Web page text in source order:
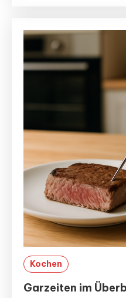
Kochen
Garzeiten im